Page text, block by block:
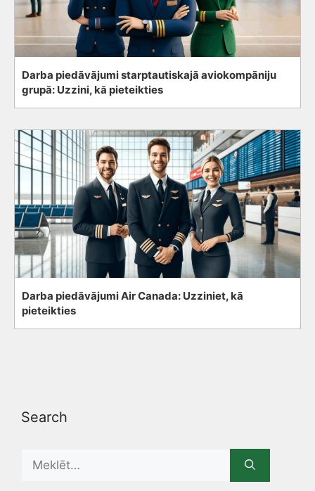
Darba piedāvājumi starptautiskajā aviokompāniju
grupā: Uzzini, kā pieteikties
Darba piedāvājumi Air Canada: Uzziniet, kā
pieteikties
Search
Search